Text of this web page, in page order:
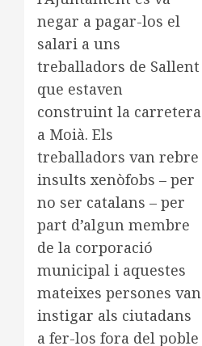
negar a pagar-los el
salari a uns
treballadors de Sallent
que estaven
construint la carretera
a Moià. Els
treballadors van rebre
insults xenòfobs – per
no ser catalans – per
part d’algun membre
de la corporació
municipal i aquestes
mateixes persones van
instigar als ciutadans
a fer-los fora del poble